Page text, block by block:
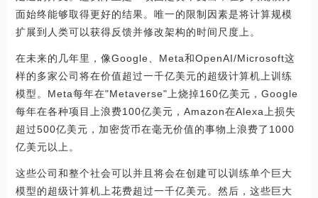
面始终能够取得更好的结果。唯一的限制因素是将计算规模
扩展到人类可以获得反馈并修改架构的时间尺度上。
在未来的几年里，像Google、Meta和OpenAI/Microsoft这
样的多家公司将在价值超过一千亿美元的超级计算机上训练
模型。Meta每年在"Metaverse"上烧掉160亿美元，Google
每年在各种项目上浪费100亿美元，Amazon在Alexa上损失
超过500亿美元，加密货币在毫无价值的事物上浪费了1000
亿美元以上。
这些公司和整个社会可以并且将会在创建可以训练单个巨大
模型的超级计算机上花费超过一千亿美元。然后，这些巨大